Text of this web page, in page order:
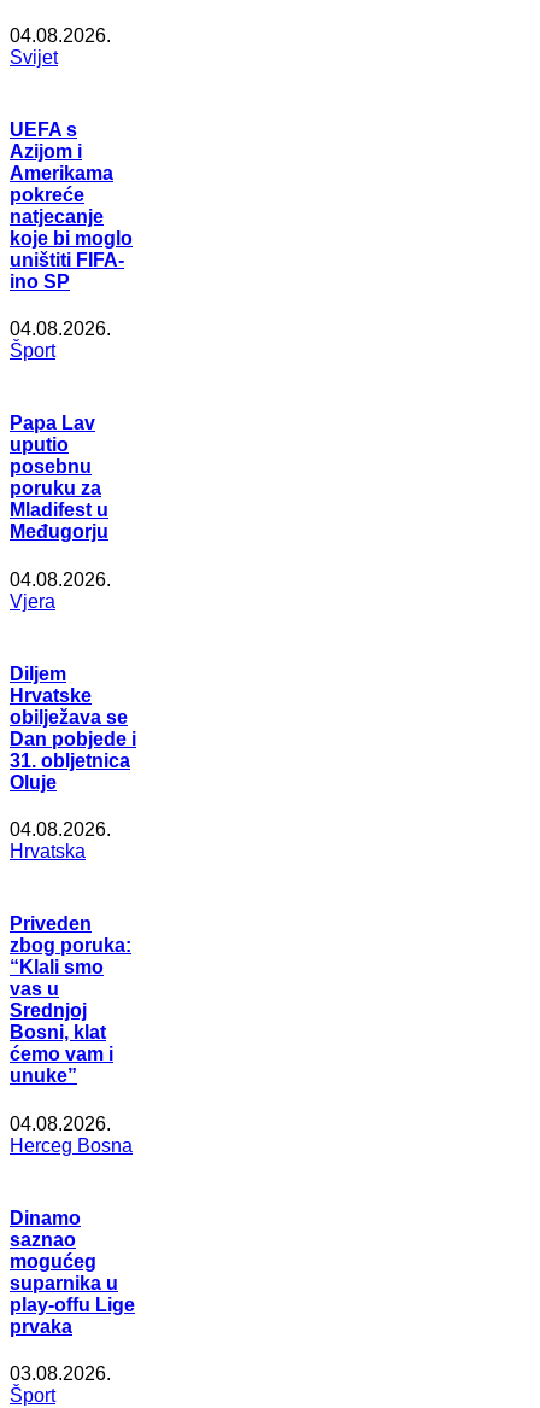
04.08.2026.
Svijet
UEFA s
Azijom i
Amerikama
pokreće
natjecanje
koje bi moglo
uništiti FIFA-
ino SP
04.08.2026.
Šport
Papa Lav
uputio
posebnu
poruku za
Mladifest u
Međugorju
04.08.2026.
Vjera
Diljem
Hrvatske
obilježava se
Dan pobjede i
31. obljetnica
Oluje
04.08.2026.
Hrvatska
Priveden
zbog poruka:
“Klali smo
vas u
Srednjoj
Bosni, klat
ćemo vam i
unuke”
04.08.2026.
Herceg Bosna
Dinamo
saznao
mogućeg
suparnika u
play-offu Lige
prvaka
03.08.2026.
Šport